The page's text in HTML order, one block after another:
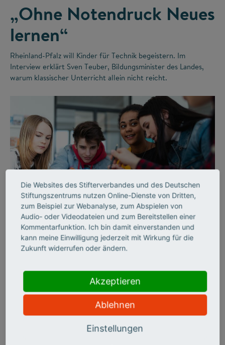
„Ohne Notendruck Neues
lernen“
Rheinland-Pfalz will Kinder für Technik begeistern. Im
Interview erklärt Sven Teuber, Bildungsminister des Landes,
warum klassischer Unterricht allein nicht reicht.
ZUKUNFTSMISSION BILDUNG
AUSSERSCHULISCHES LERNEN
„Wir schaffen echte
Erfahrungsräume“
Die Wissensfabrik begeistert junge Menschen für MINT. Als
Erfahrungsschatz. Markus Riefling, Leiter Bildung, erklärt im
Die Websites des Stifterverbandes und des Deutschen
Stiftungszentrums nutzen Online-Dienste von Dritten,
zum Beispiel zur Webanalyse, zum Abspielen von
Audio- oder Videodateien und zum Bereitstellen einer
Kommentarfunktion. Ich bin damit einverstanden und
kann meine Einwilligung jederzeit mit Wirkung für die
Zukunft widerrufen oder ändern.
Akzeptieren
Ablehnen
Einstellungen